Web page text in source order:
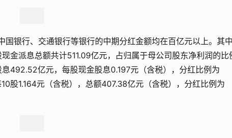
银行、交通银行等银行的中期分红金额均在百亿元以上。其中
金派息总额共计511.09亿元，占归属于母公司股东净利润的比
492.52亿元，每股现金股息0.197元（含税），分红比例为
股1.164元（含税），总额407.38亿元（含税），分红比例为